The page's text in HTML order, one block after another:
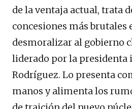
de la ventaja actual, trata
concesiones más brutales
desmoralizar al gobierno
liderado por la presidenta
Rodríguez. Lo presenta
manos y alimenta los